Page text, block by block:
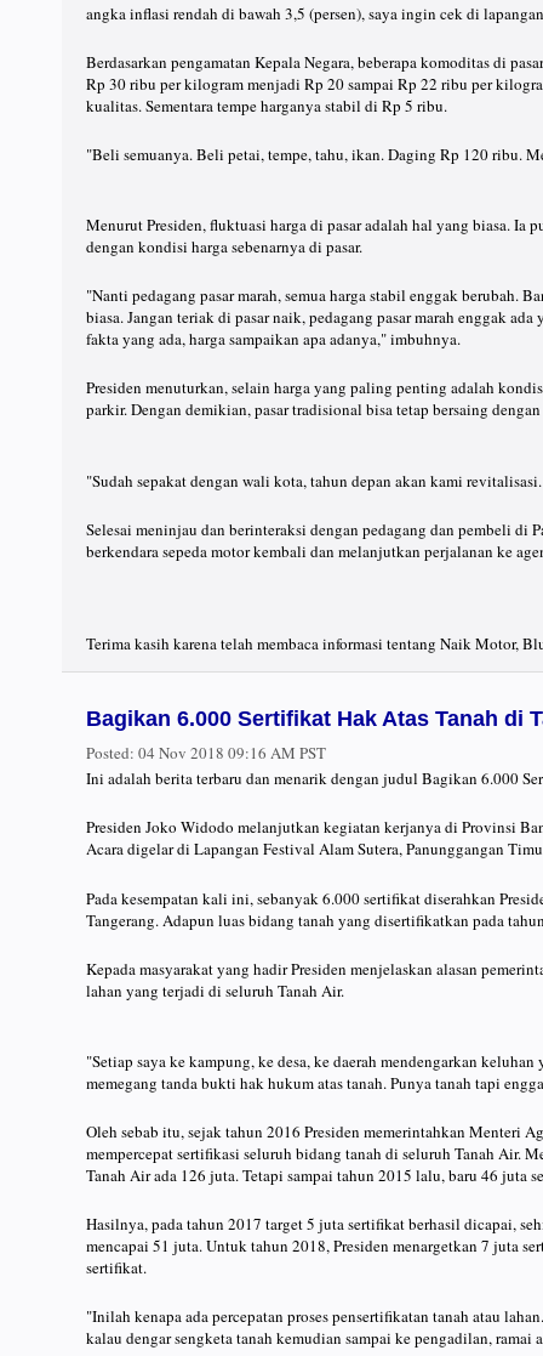
angka inflasi rendah di bawah 3,5 (persen), saya ingin cek di
Berdasarkan pengamatan Kepala Negara, beberapa komoditas di
Rp 30 ribu per kilogram menjadi Rp 20 sampai Rp 22 ribu per
kualitas. Sementara tempe harganya stabil di Rp 5 ribu.
"Beli semuanya. Beli petai, tempe, tahu, ikan. Daging Rp 120 ribu.
Menurut Presiden, fluktuasi harga di pasar adalah hal yang biasa.
dengan kondisi harga sebenarnya di pasar.
"Nanti pedagang pasar marah, semua harga stabil enggak
biasa. Jangan teriak di pasar naik, pedagang pasar marah enggak
fakta yang ada, harga sampaikan apa adanya," imbuhnya.
Presiden menuturkan, selain harga yang paling penting adalah
parkir. Dengan demikian, pasar tradisional bisa tetap bersaing
"Sudah sepakat dengan wali kota, tahun depan akan kami
Selesai meninjau dan berinteraksi dengan pedagang dan pembeli di
berkendara sepeda motor kembali dan melanjutkan perjalanan ke
Terima kasih karena telah membaca informasi tentang Naik Motor,
Bagikan 6.000 Sertifikat Hak Atas Tanah di
Posted: 04 Nov 2018 09:16 AM PST
Ini adalah berita terbaru dan menarik dengan judul Bagikan 6.000
Presiden Joko Widodo melanjutkan kegiatan kerjanya di Provinsi
Acara digelar di Lapangan Festival Alam Sutera, Panunggangan
Pada kesempatan kali ini, sebanyak 6.000 sertifikat diserahkan
Tangerang. Adapun luas bidang tanah yang disertifikatkan pada
Kepada masyarakat yang hadir Presiden menjelaskan alasan
lahan yang terjadi di seluruh Tanah Air.
"Setiap saya ke kampung, ke desa, ke daerah mendengarkan
memegang tanda bukti hak hukum atas tanah. Punya tanah tapi
Oleh sebab itu, sejak tahun 2016 Presiden memerintahkan Menteri
mempercepat sertifikasi seluruh bidang tanah di seluruh Tanah Air.
Tanah Air ada 126 juta. Tetapi sampai tahun 2015 lalu, baru 46
Hasilnya, pada tahun 2017 target 5 juta sertifikat berhasil dicapai,
mencapai 51 juta. Untuk tahun 2018, Presiden menargetkan 7 juta
sertifikat.
"Inilah kenapa ada percepatan proses pensertifikatan tanah atau
kalau dengar sengketa tanah kemudian sampai ke pengadilan, ramai